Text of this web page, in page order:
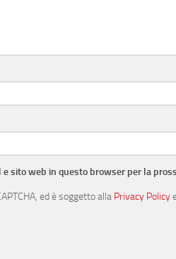
e sito web in questo browser per la
ed è soggetto alla Privacy Policy